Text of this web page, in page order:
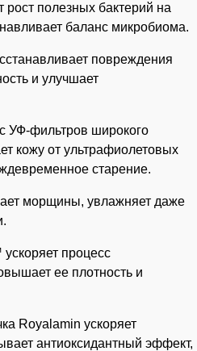
рост полезных бактерий на
баланс микробиома.
повреждения
и улучшает
УФ-фильтров широкого
кожу от ультрафиолетовых
старение.
морщины, увлажняет даже
процесс
ее плотность и
Royalamin ускоряет
антиоксидантный эффект,